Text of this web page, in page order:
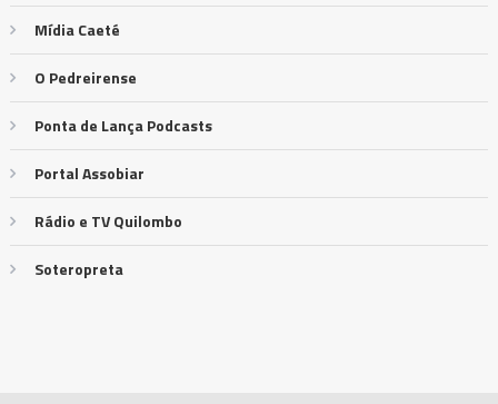
Mídia Caeté
O Pedreirense
Ponta de Lança Podcasts
Portal Assobiar
Rádio e TV Quilombo
Soteropreta